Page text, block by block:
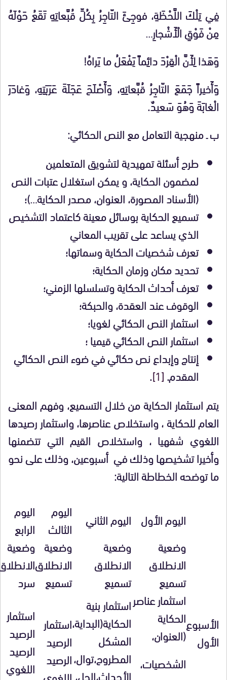
فِي تِلْكَ اللَّحْظَةِ، فوجِئَ التّاجِرُ بِكُلِّ قُبَّعاتِهِ تَقَعُ حَوْلَهُ
مِنْ فَوْقِ الْأَشْجارِ…
وَهَذا لِأَنَّ الْقِرْدَ دائِماً يَفْعَلُ ما يَراهُ!
وَأَخيراً جَمَعَ التّاجِرُ قُبَّعاتِهِ، وَأَصْلَحَ عَجَلَةَ عَرَبَتِهِ، وَغادَرَ
الْغابَةَ وَهُوَ سَعيدٌ.
ب ـ منهجية التعامل مع النص الحكائي:
طرح أسئلة تمهيدية لتشويق المتعلمين
لمضمون الحكاية، و يمكن استغلال عتبات النص
(الأسناد المصورة، العنوان، مصدر الحكاية…)؛
تسميع الحكاية بوسائل معينة كاعتماد التشخيص
الذي يساعد على تقريب المعاني
تعرف شخصيات الحكاية وسماتها؛
تحديد مكان وزمان الحكاية؛
تعرف أحداث الحكاية وتسلسلها الزمني؛
الوقوف عند العقدة، والحبكة؛
استثمار النص الحكائي لغويا؛
استثمار النص الحكائي قيميا ؛
إنتاج وإبداع نص حكائي في ضوء النص الحكائي
المقدم.[1]
.
يتم استثمار الحكاية من خلال التسميع، وفهم المعنى
العام للحكاية ، واستخلاص عناصرها، واستثمار رصيدها
اللغوي شفهيا ، واستخلاص القيم التي تتضمنها
وأخيرا تشخيصها وذلك في أسبوعين، وذلك على نحو
ما توضحه الخطاطة التالية:
الأسبوع
الأول
اليوم الأول اليوم الثاني
اليوم
الثالث
اليوم
الرابع
وضعية
الانطلاق
وضعية
الانطلاق
وضعية
الانطلاق
وضعية
تسميع
تسميع تسميع سرد
استثمار عناصر
الحكاية
(العنوان،
الشخصيات،
استثمار بنية
الحكاية(البداية،
المشكل
المطروح،توال،
الأحداث،الحل،
استثمار
الرصيد
الرصيد
استثمار
الرصيد
الرصيد
اللغوي